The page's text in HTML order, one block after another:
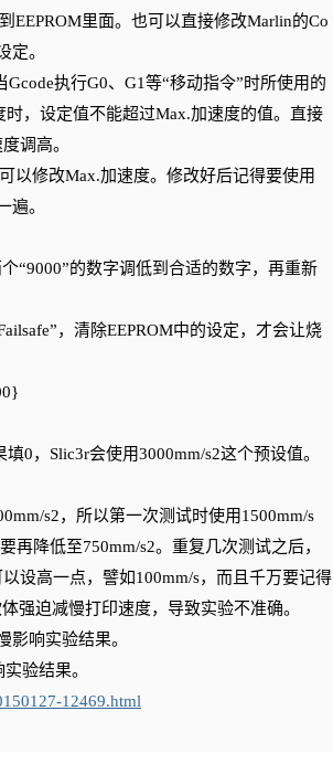
里面。也可以直接修改Marlin的Co
定。
执行G0、G1等“移动指令”时所使用的
，设定值不能超过Max.加速度的值。直接
调高。
修改Max.加速度。修改好后记得要使用
遍。
“9000”的数字调低到合适的数字，再重新
，清除EEPROM中的设定，才会让烧
0，Slic3r会使用3000mm/s2这个预设值。
s2，所以第一次测试时使用1500mm/s
再降低至750mm/s2。重复几次测试之后，
设高一点，譬如100mm/s，而且千万要记得
强迫减慢打印速度，导致实验不准确。
响实验结果。
验结果。
12469.html